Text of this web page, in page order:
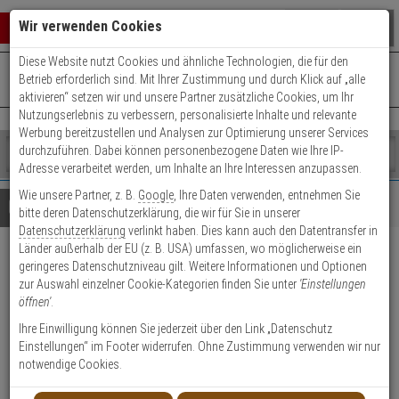
Warenkorb schließen
0 ARTIKEL IM WARENKORB
Ihr Warenkorb ist momentan leer.
Ergebnisse ()
Fertig
Shop
durchsuchen
Bitte
geben
Sie
mindestens
Zeichen
ein,
um
Suche
Es
wurde
noch
Kategorien
Suche
gestartet
+49 (0)821 899 493-0Mo. - Do.: 8:00 - 16:30 | Fr.: 8:00 - 14:00 Uhr
Kontaktservice nutzen
Details Beratung
TruVision TVT-5606 IP-
Kamera 4MPx T/N IR PoE IP67
Produktmerkmale
Wir verwenden Cookies
Diese Website nutzt Cookies und ähnliche Technologien, die für den
Betrieb erforderlich sind. Mit Ihrer Zustimmung und durch Klick auf „alle
aktivieren“ setzen wir und unsere Partner zusätzliche Cookies, um Ihr
Nutzungserlebnis zu verbessern, personalisierte Inhalte und relevante
Werbung bereitzustellen und Analysen zur Optimierung unserer Services
durchzuführen. Dabei können personenbezogene Daten wie Ihre IP-
Adresse verarbeitet werden, um Inhalte an Ihre Interessen anzupassen.
Wie unsere Partner, z. B. Google , Ihre Daten verwenden, entnehmen Sie
bitte deren Datenschutzerklärung, die wir für Sie in unserer
Datenschutzerklärung verlinkt haben. Dies kann auch den Datentransfer in
Länder außerhalb der EU (z. B. USA) umfassen, wo möglicherweise ein
geringeres Datenschutzniveau gilt. Weitere Informationen und Optionen
zur Auswahl einzelner Cookie-Kategorien finden Sie unter 'Einstellungen
öffnen'.
Ihre Einwilligung können Sie jederzeit über den Link „Datenschutz
Einstellungen“ im Footer widerrufen. Ohne Zustimmung verwenden wir nur
notwendige Cookies.